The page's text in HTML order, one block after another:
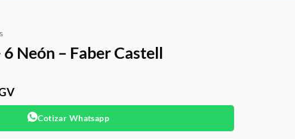
Neón – Faber Castell
Cotizar Whatsapp